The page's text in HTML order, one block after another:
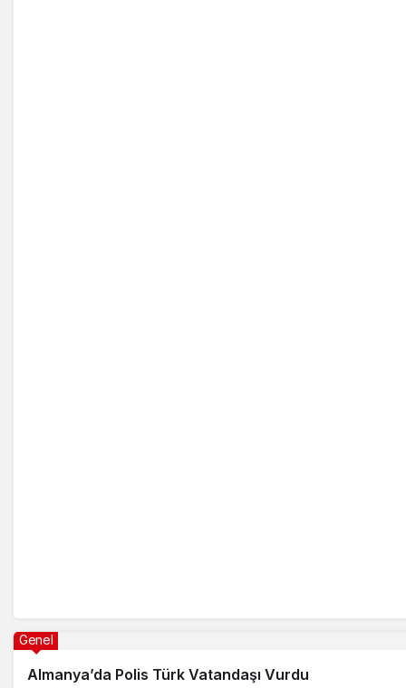
Almanya’da Polis Türk Vatandaşı Vurdu
Genel